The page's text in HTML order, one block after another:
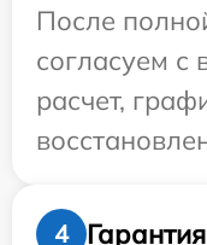
После
согласуем с
расчет,
4 Гарантия